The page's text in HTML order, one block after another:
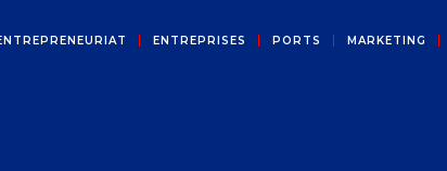
ENTREPRISES PORTS MARKETING